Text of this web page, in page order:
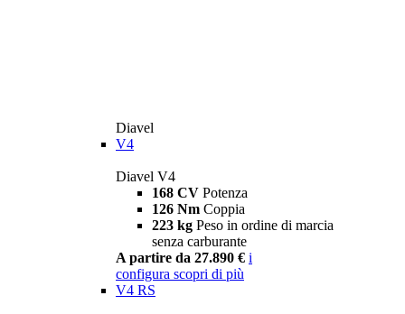
Diavel
V4
Diavel V4
168 CV Potenza
126 Nm Coppia
223 kg Peso in ordine di marcia
senza carburante
A partire da 27.890 € i
configura scopri di più
V4 RS